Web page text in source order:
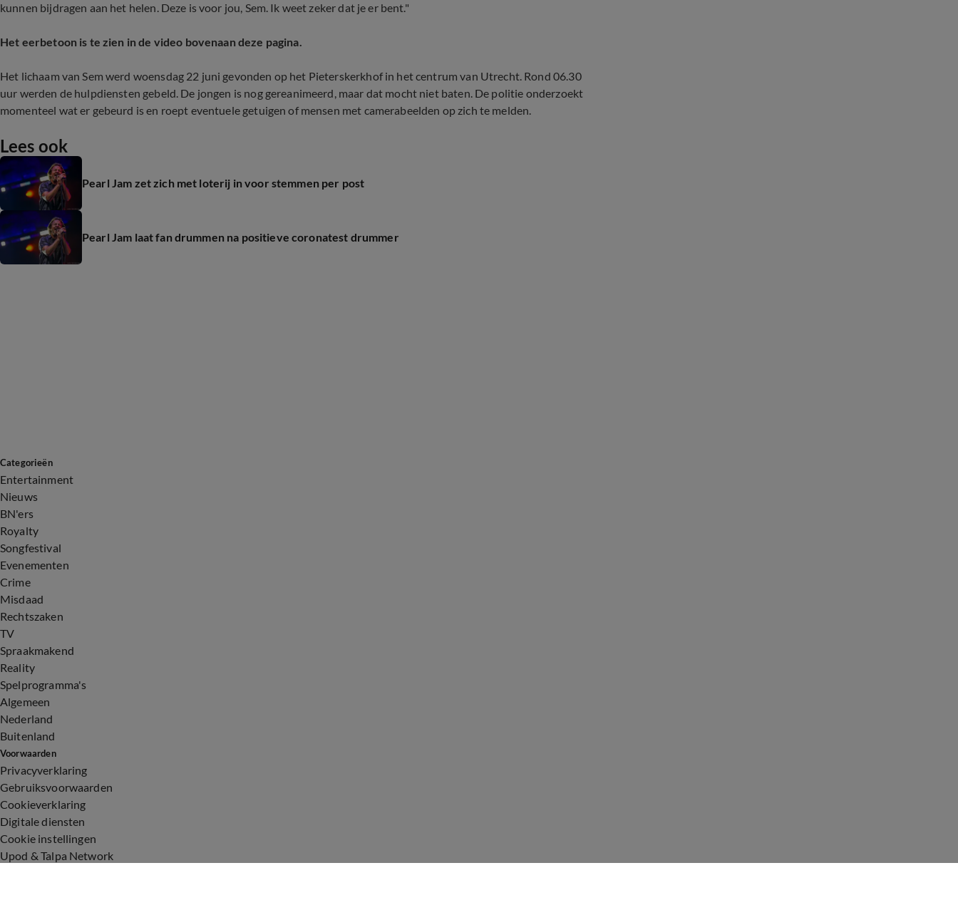
kunnen bijdragen aan het helen. Deze is voor jou, Sem. Ik weet zeker dat je er bent."
Het eerbetoon is te zien in de video bovenaan deze pagina.
Het lichaam van Sem werd woensdag 22 juni gevonden op het Pieterskerkhof in het centrum van Utrecht. Rond 06.30
uur werden de hulpdiensten gebeld. De jongen is nog gereanimeerd, maar dat mocht niet baten. De politie onderzoekt
momenteel wat er gebeurd is en roept eventuele getuigen of mensen met camerabeelden op zich te melden.
Lees ook
Pearl Jam zet zich met loterij in voor stemmen per post
Pearl Jam laat fan drummen na positieve coronatest drummer
Categorieën
Entertainment
Nieuws
BN'ers
Royalty
Songfestival
Evenementen
Crime
Misdaad
Rechtszaken
TV
Spraakmakend
Reality
Spelprogramma's
Algemeen
Nederland
Buitenland
Voorwaarden
Privacyverklaring
Gebruiksvoorwaarden
Cookieverklaring
Digitale diensten
Cookie instellingen
Upod & Talpa Network